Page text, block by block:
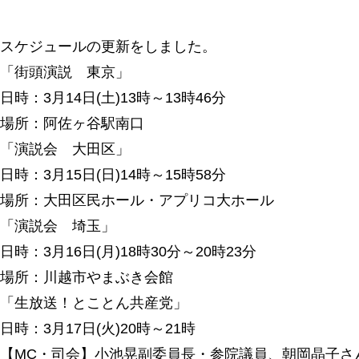
スケジュールの更新をしました。
「街頭演説 東京」
日時：3月14日(土)13時～13時46分
場所：阿佐ヶ谷駅南口
「演説会 大田区」
日時：3月15日(日)14時～15時58分
場所：大田区民ホール・アプリコ大ホール
「演説会 埼玉」
日時：3月16日(月)18時30分～20時23分
場所：川越市やまぶき会館
「生放送！とことん共産党」
日時：3月17日(火)20時～21時
【MC・司会】小池晃副委員長・参院議員、朝岡晶子さ